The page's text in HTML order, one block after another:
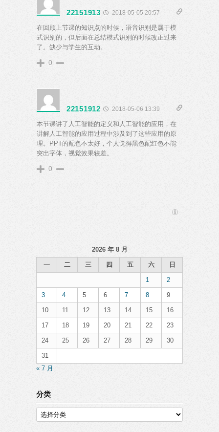
22151913 2018-05-05 20:57
在回顾上节课的知识点的时候，语音识别是属于模
式识别的，但后面在总结模式识别的时候改正过来
了。缺少与学生的互动。
0
22151912 2018-05-06 13:39
本节课讲了人工智能的定义和人工智能的应用，在
讲解人工智能的应用过程中涉及到了这些应用的原
理。PPT的配色不太好，个人觉得黑色配红色不能
突出字体，视觉效果较差。
0
2026 年 8 月
一 二 三 四 五 六 日
1 2
3 4 5 6 7 8 9
10 11 12 13 14 15 16
17 18 19 20 21 22 23
24 25 26 27 28 29 30
31
« 7 月
分类
分
类